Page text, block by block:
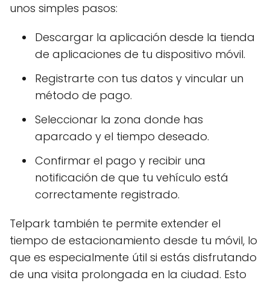
unos simples pasos:
Descargar la aplicación desde la tienda
de aplicaciones de tu dispositivo móvil.
Registrarte con tus datos y vincular un
método de pago.
Seleccionar la zona donde has
aparcado y el tiempo deseado.
Confirmar el pago y recibir una
notificación de que tu vehículo está
correctamente registrado.
Telpark también te permite extender el
tiempo de estacionamiento desde tu móvil, lo
que es especialmente útil si estás disfrutando
de una visita prolongada en la ciudad. Esto